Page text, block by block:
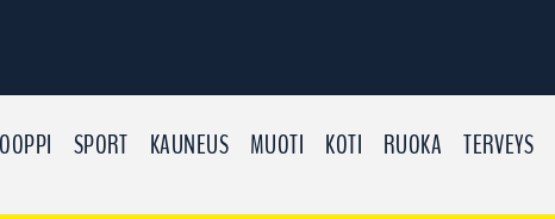
SPORT KAUNEUS MUOTI KOTI RUOKA TERVEYS